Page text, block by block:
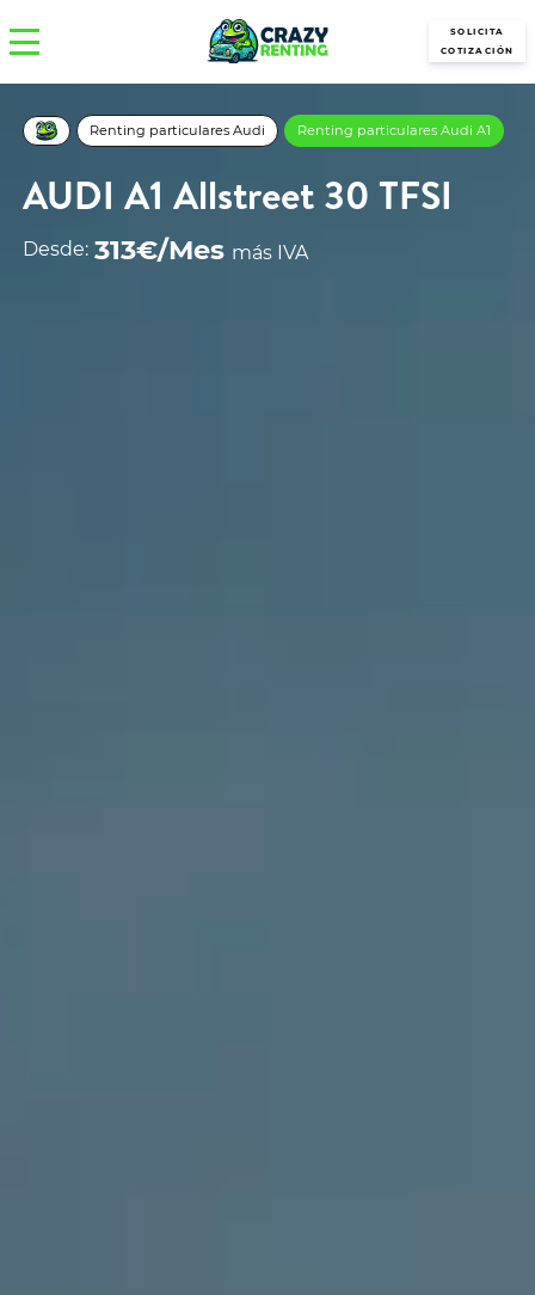
SOLICITA
COTIZACIÓN
Renting particulares Audi Renting particulares Audi A1
AUDI A1 Allstreet 30 TFSI
Desde: 313€/Mes más IVA